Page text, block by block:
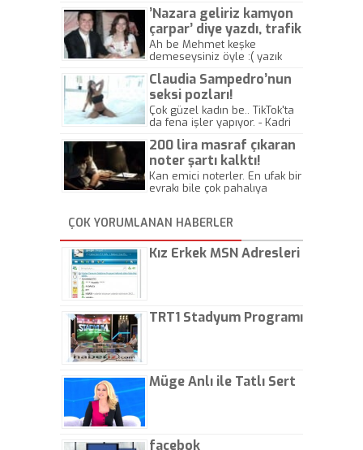
’Nazara geliriz kamyon
çarpar’ diye yazdı, trafik
kazasında öldü!
Ah be Mehmet keşke
demeseysiniz öyle :( yazık
Claudia Sampedro’nun
seksi pozları!
Çok güzel kadın be.. TikTok'ta
da fena işler yapıyor. - Kadri
200 lira masraf çıkaran
noter şartı kalktı!
Kan emici noterler. En ufak bir
evrakı bile çok pahalıya
kaptırıyorsunuz. - Kayhan
Gezenti
ÇOK YORUMLANAN HABERLER
Kız Erkek MSN Adresleri
TRT1 Stadyum Programı
Müge Anlı ile Tatlı Sert
facebok